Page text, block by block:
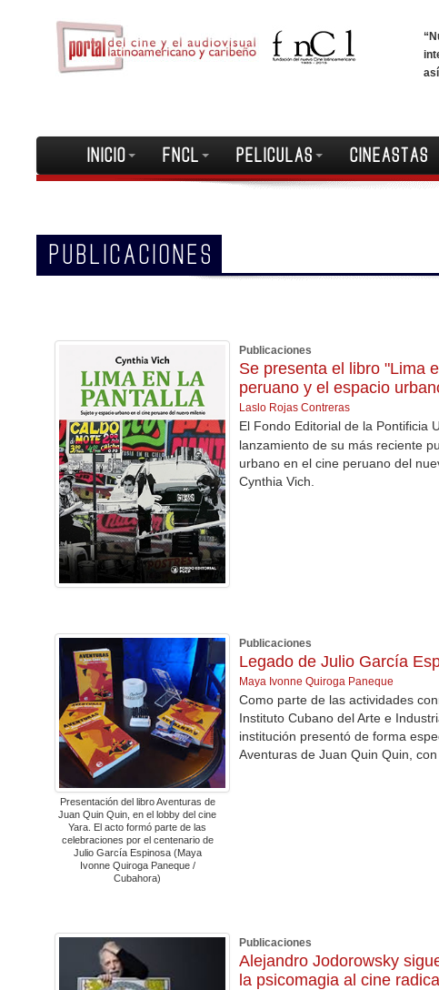
INICIO FNCL PELICULAS CINEASTAS
PUBLICACIONES
Publicaciones
Se presenta el libro "Lima
peruano y el espacio
Laslo Rojas Contreras
El Fondo Editorial de la Pontificia
lanzamiento de su más reciente
urbano en el cine peruano del
Cynthia Vich.
Presentación del libro Aventuras de
Juan Quin Quin, en el lobby del cine
Yara. El acto formó parte de las
celebraciones por el centenario de
Julio García Espinosa (Maya
Ivonne Quiroga Paneque /
Cubahora)
Publicaciones
Legado de Julio García
Maya Ivonne Quiroga Paneque
Como parte de las actividades
Instituto Cubano del Arte e
institución presentó de forma
Aventuras de Juan Quin Quin,
Publicaciones
Alejandro Jodorowsky
la psicomagia al cine